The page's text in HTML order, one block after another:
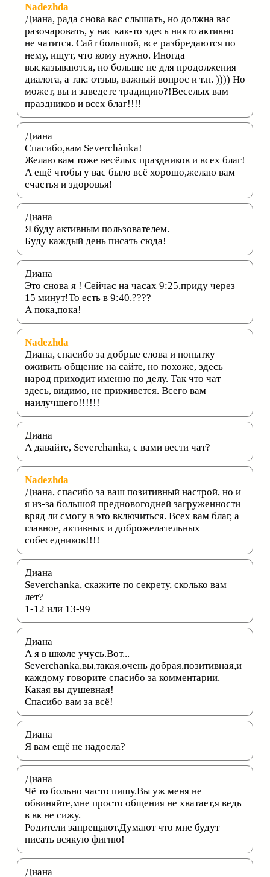
Nadezhda
Диана, рада снова вас слышать, но должна вас
разочаровать, у нас как-то здесь никто активно
не чатится. Сайт большой, все разбредаются по
нему, ищут, что кому нужно. Иногда
высказываются, но больше не для продолжения
диалога, а так: отзыв, важный вопрос и т.п. )))) Но
может, вы и заведете традицию?!Веселых вам
праздников и всех благ!!!!
Диана
Спасибо,вам Severchànka!
Желаю вам тоже весёлых праздников и всех благ!
А ещё чтобы у вас было всё хорошо,желаю вам
счастья и здоровья!
Диана
Я буду активным пользователем.
Буду каждый день писать сюда!
Диана
Это снова я ! Сейчас на часах 9:25,приду через
15 минут!То есть в 9:40.????
А пока,пока!
Nadezhda
Диана, спасибо за добрые слова и попытку
оживить общение на сайте, но похоже, здесь
народ приходит именно по делу. Так что чат
здесь, видимо, не приживется. Всего вам
наилучшего!!!!!!
Диана
А давайте, Severchanka, с вами вести чат?
Nadezhda
Диана, спасибо за ваш позитивный настрой, но и
я из-за большой предновогодней загруженности
вряд ли смогу в это включиться. Всех вам благ, а
главное, активных и доброжелательных
собеседников!!!!
Диана
Severchanka, скажите по секрету, сколько вам
лет?
1-12 или 13-99
Диана
А я в школе учусь.Вот...
Severchanka,вы,такая,очень добрая,позитивная,и
каждому говорите спасибо за комментарии.
Какая вы душевная!
Спасибо вам за всё!
Диана
Я вам ещё не надоела?
Диана
Чё то больно часто пишу.Вы уж меня не
обвиняйте,мне просто общения не хватает,я ведь
в вк не сижу.
Родители запрещают.Думают что мне будут
писать всякую фигню!
Диана